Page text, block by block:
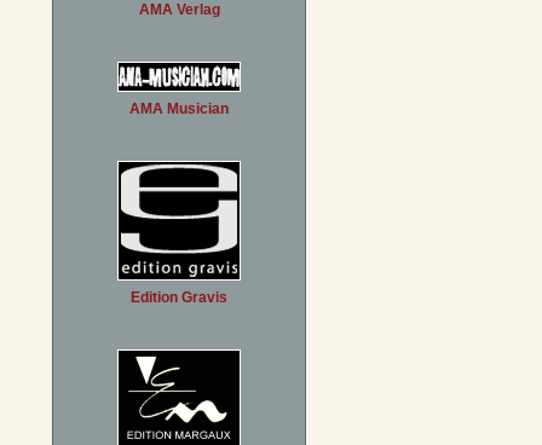
AMA Verlag
AMA Musician
Edition Gravis